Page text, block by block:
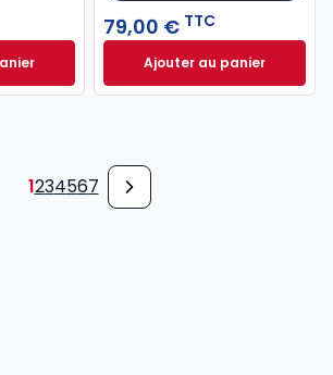
pénal 2027 annoté. Édition limitée à 37,00 €
79,00 € TTC
Ajouter au panier
Code de
1234567